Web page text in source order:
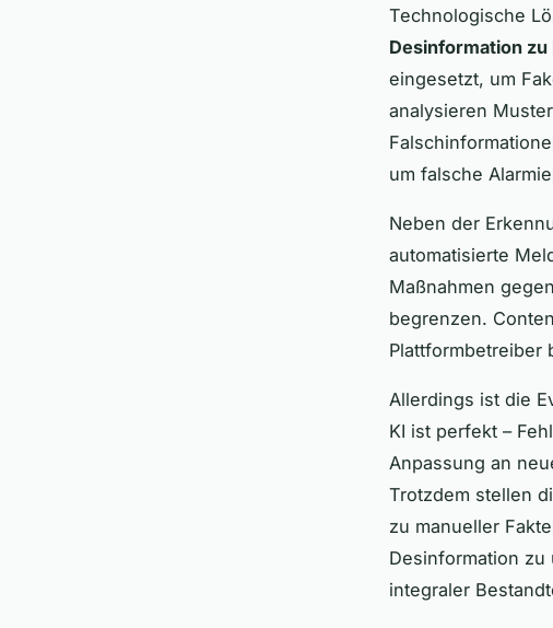
Technologische
Desinformation
eingesetzt, um
analysieren
um falsche
Neben der
automatisierte
Maßnahmen
begrenzen.
Plattformbetreiber
Allerdings ist die
KI ist perfekt –
Anpassung an
Trotzdem stellen
zu manueller
Desinformation
integraler